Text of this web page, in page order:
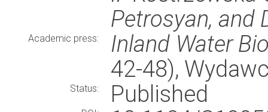
Petrosyan, and
Academic press:
Inland Water
42-48),
Status: Published